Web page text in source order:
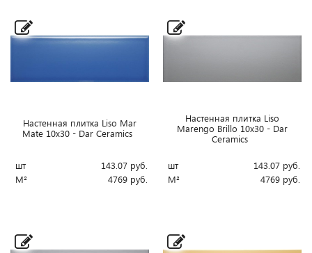
Настенная плитка Liso Mar
Mate 10x30 - Dar Ceramics
шт 143.07 руб.
М²
4769 руб.
Настенная плитка Liso
Marengo Brillo 10x30 - Dar
Ceramics
шт 143.07 руб.
М²
4769 руб.